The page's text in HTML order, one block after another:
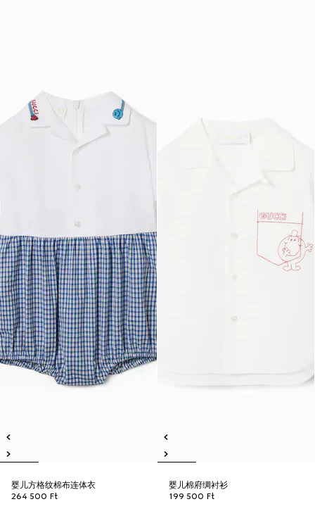
婴儿方格纹棉布连体衣
264 500 Ft
婴儿棉府绸衬衫
199 500 Ft